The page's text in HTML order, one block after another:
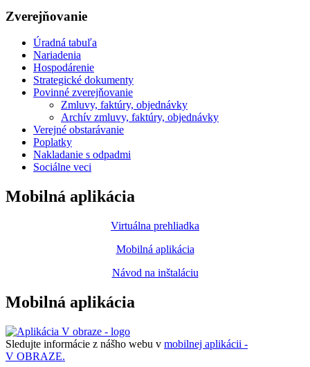
Zverejňovanie
Úradná tabuľa
Nariadenia
Hospodárenie
Strategické dokumenty
Povinné zverejňovanie
Zmluvy, faktúry, objednávky
Archív zmluvy, faktúry, objednávky
Verejné obstarávanie
Poplatky
Nakladanie s odpadmi
Sociálne veci
Mobilná aplikácia
Virtuálna prehliadka
Mobilná aplikácia
Návod na inštaláciu
Mobilná aplikácia
Sledujte informácie z nášho webu v mobilnej aplikácii -
V OBRAZE.